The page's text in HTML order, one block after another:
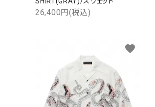
26,400円(税込)
favorite